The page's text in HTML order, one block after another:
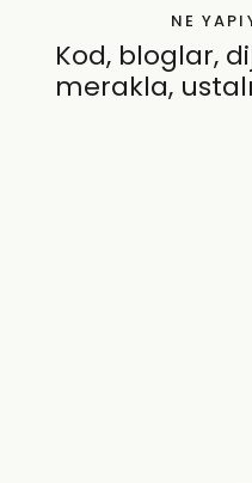
NE
Kod, bloglar,
merakla,